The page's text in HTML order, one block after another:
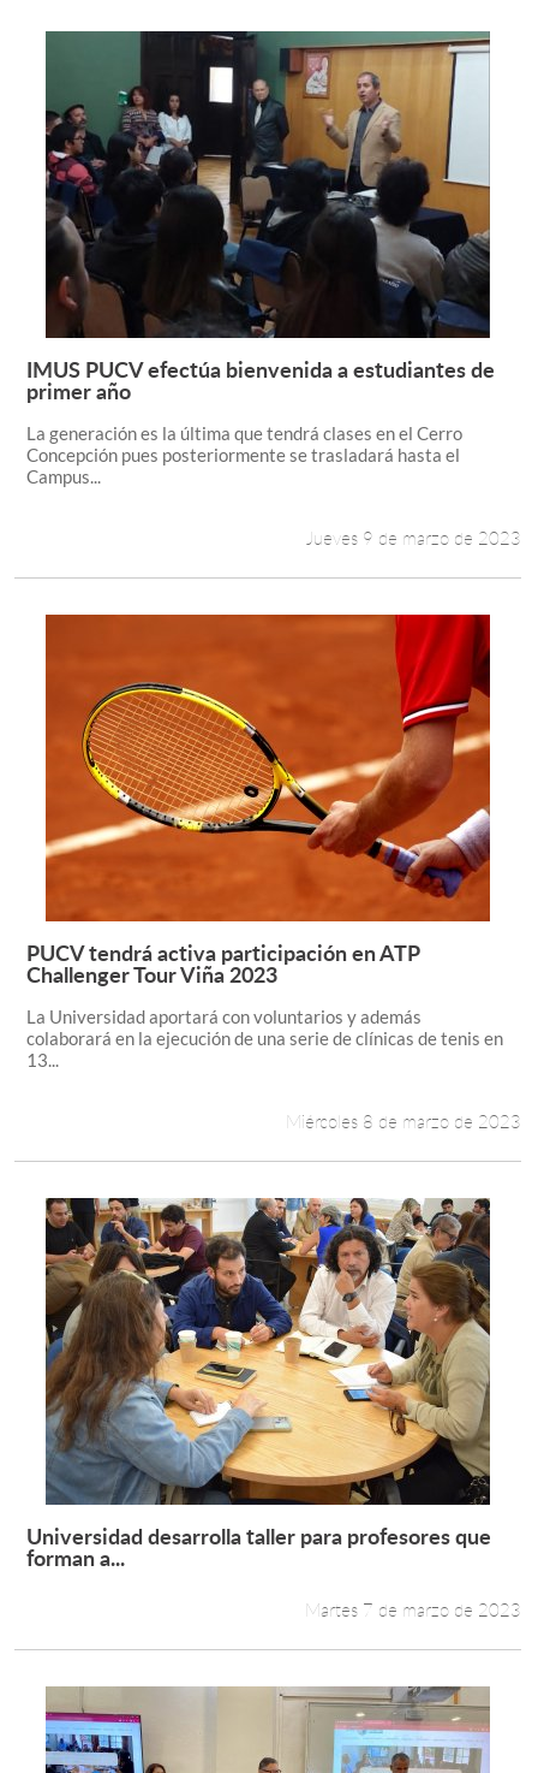
Leer más +
IMUS PUCV efectúa bienvenida a estudiantes de
primer año
La generación es la última que tendrá clases en el Cerro
Concepción pues posteriormente se trasladará hasta el
Campus...
Jueves 9 de marzo de 2023
Leer más +
PUCV tendrá activa participación en ATP
Challenger Tour Viña 2023
La Universidad aportará con voluntarios y además
colaborará en la ejecución de una serie de clínicas de tenis en
13...
Miércoles 8 de marzo de 2023
Leer más +
Universidad desarrolla taller para profesores que
forman a...
Martes 7 de marzo de 2023